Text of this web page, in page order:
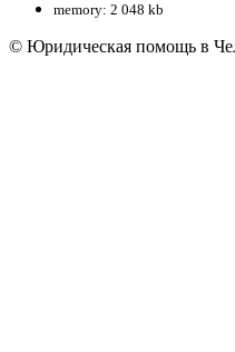
memory: 2 048 kb
© Юридическая помощь в